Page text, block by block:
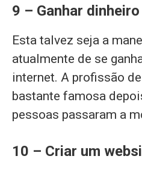
9 – Ganhar
Esta talvez seja a
atualmente de se
internet. A profissão
bastante famosa
pessoas passaram a
10 – Criar um